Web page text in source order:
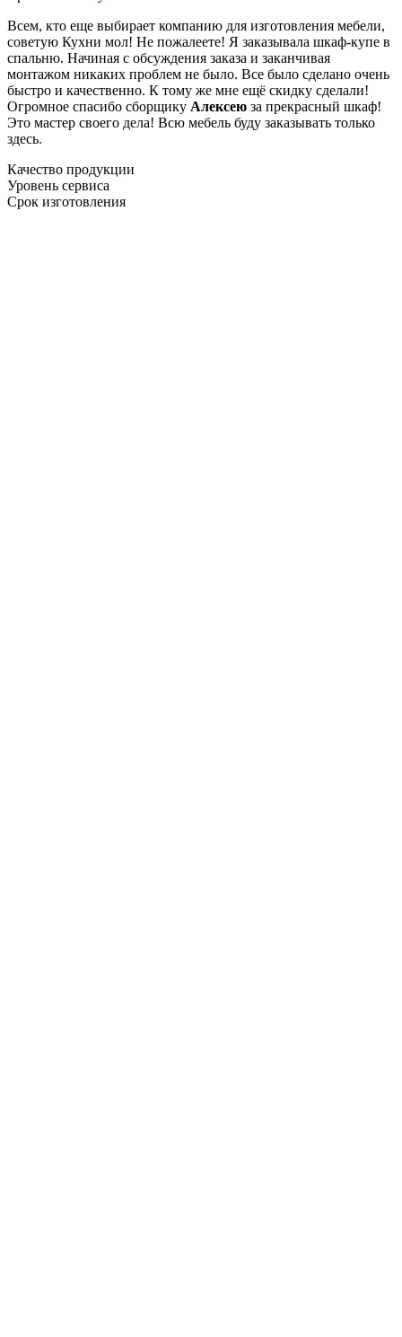
Всем, кто еще выбирает компанию для изготовления мебели,
советую Кухни мол! Не пожалеете! Я заказывала шкаф-купе в
спальню. Начиная с обсуждения заказа и заканчивая
монтажом никаких проблем не было. Все было сделано очень
быстро и качественно. К тому же мне ещё скидку сделали!
Огромное спасибо сборщику Алексею за прекрасный шкаф!
Это мастер своего дела! Всю мебель буду заказывать только
здесь.
Качество продукции
Уровень сервиса
Срок изготовления